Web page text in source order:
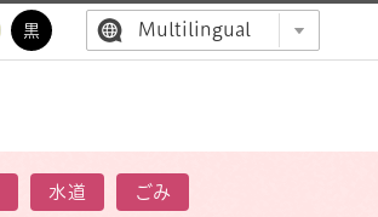
黒 Multilingual
水道 ごみ